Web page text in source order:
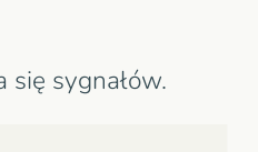
się sygnałów.